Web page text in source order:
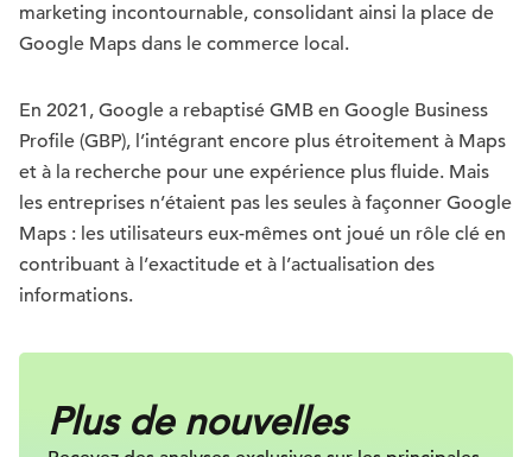
marketing incontournable, consolidant ainsi la place de
Google Maps dans le commerce local.
En 2021, Google a rebaptisé GMB en Google Business
Profile (GBP), l’intégrant encore plus étroitement à Maps
et à la recherche pour une expérience plus fluide. Mais
les entreprises n’étaient pas les seules à façonner Google
Maps : les utilisateurs eux-mêmes ont joué un rôle clé en
contribuant à l’exactitude et à l’actualisation des
informations.
Plus de nouvelles